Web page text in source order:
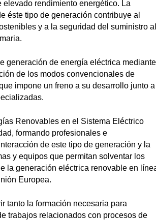
rendimiento energético. La
éste tipo de generación contribuye al
y a la seguridad del suministro al
generación de energía eléctrica mediante
de los modos convencionales de
impone un freno a su desarrollo junto a
Renovables en el Sistema Eléctrico
formando profesionales e
de este tipo de generación y la
y equipos que permitan solventar los
la generación eléctrica renovable en
Europea.
tanto la formación necesaria para
trabajos relacionados con procesos de